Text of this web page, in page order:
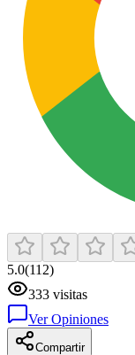
5.0(112)
333 visitas
Ver Opiniones
Compartir